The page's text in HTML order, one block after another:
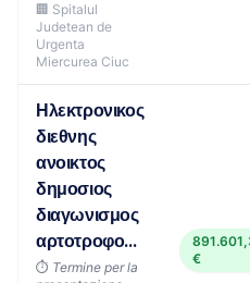
🏢 Spitalul
Judetean de
Urgenta
Miercurea Ciuc
Ηλεκτρονικος
διεθνης
ανοικτος
δημοσιος
διαγωνισμος
αρτοτροφο...
⏱️ Termine per la
€